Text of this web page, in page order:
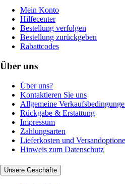
Mein Konto
Hilfecenter
Bestellung verfolgen
Bestellung zurückgeben
Rabattcodes
Über uns
Über uns?
Kontaktieren Sie uns
Allgemeine
Rückgabe & Erstattung
Impressum
Zahlungsarten
Lieferkosten und
Hinweis zum Datenschutz
Unsere Geschäfte